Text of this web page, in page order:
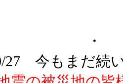
・
27 今もまだ続